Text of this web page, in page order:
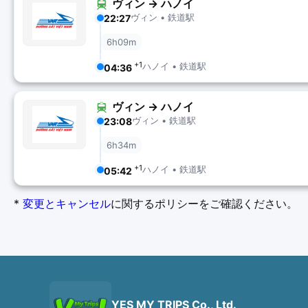
ヴィン → ハノイ
22:27ヴィン • 鉄道駅
6h09m
04:36 +1ハノイ • 鉄道駅
ヴィン → ハノイ
23:08ヴィン • 鉄道駅
6h34m
05:42 +1ハノイ • 鉄道駅
* 変更とキャンセルに関するポリシーをご確認ください。
YES MY TRIPS Co., Ltd.